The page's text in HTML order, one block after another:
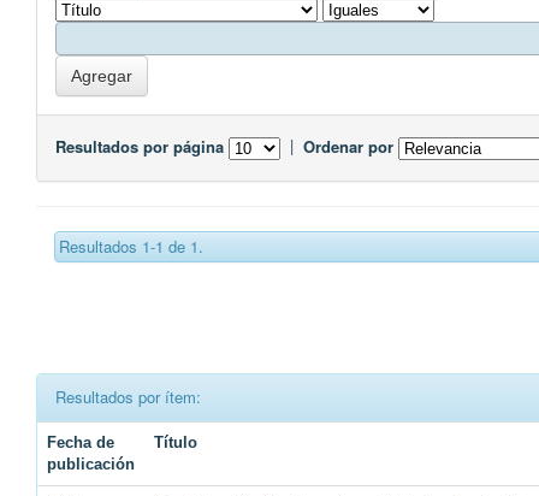
Resultados por página | Ordenar por
Resultados 1-1 de 1.
Resultados por ítem:
Fecha de
publicación
Título